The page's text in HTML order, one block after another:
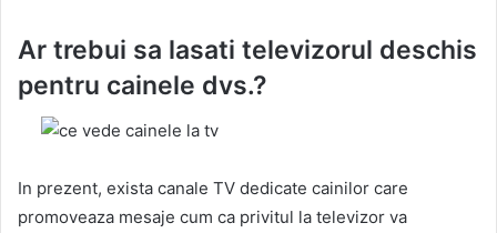
Ar trebui sa lasati televizorul deschis
pentru cainele dvs.?
In prezent, exista canale TV dedicate cainilor care
promoveaza mesaje cum ca privitul la televizor va